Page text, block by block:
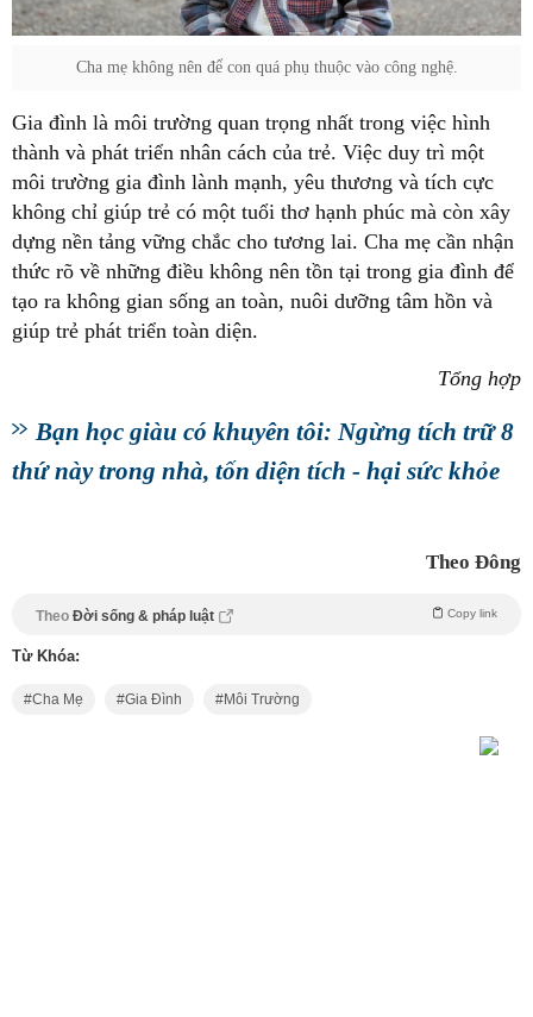
Cha mẹ không nên để con quá phụ thuộc vào công nghệ.
Gia đình là môi trường quan trọng nhất trong việc hình
thành và phát triển nhân cách của trẻ. Việc duy trì một
môi trường gia đình lành mạnh, yêu thương và tích cực
không chỉ giúp trẻ có một tuổi thơ hạnh phúc mà còn xây
dựng nền tảng vững chắc cho tương lai. Cha mẹ cần nhận
thức rõ về những điều không nên tồn tại trong gia đình để
tạo ra không gian sống an toàn, nuôi dưỡng tâm hồn và
giúp trẻ phát triển toàn diện.
Tổng hợp
Bạn học giàu có khuyên tôi: Ngừng tích trữ 8
thứ này trong nhà, tốn diện tích - hại sức khỏe
Theo Đông
Theo Đời sống & pháp luật Copy link
Từ Khóa:
Cha Mẹ Gia Đình Môi Trường